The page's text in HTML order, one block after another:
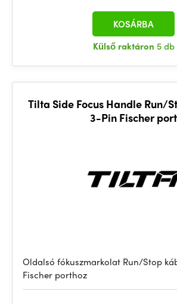
Külső raktáron 5 db
KOSÁRBA
Tilta Side Focus Handle Run/
3-Pin Fischer port
Oldalsó fókuszmarkolat Run/Stop
Fischer porthoz